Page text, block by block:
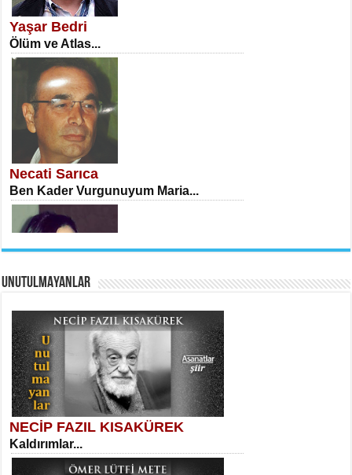
Öğretmenler Günü Mahkemesi...
İSA KARATEPE
Ekranlar Arasında Kaybolan İnsan...
AHMET URFALI
Tahlil Denemesi...
SELAHATTİN YILDIZ
İnsanın Zindanı...
Yaşar Bedri
Ölüm ve Atlas...
Necati Sarıca
Ben Kader Vurgunuyum Maria...
Sibel Orhan
İki Kırık Boşluk...
Meral Yağmur
UNUTULMAYANLAR
NECİP FAZIL KISAKÜREK
Kaldırımlar...